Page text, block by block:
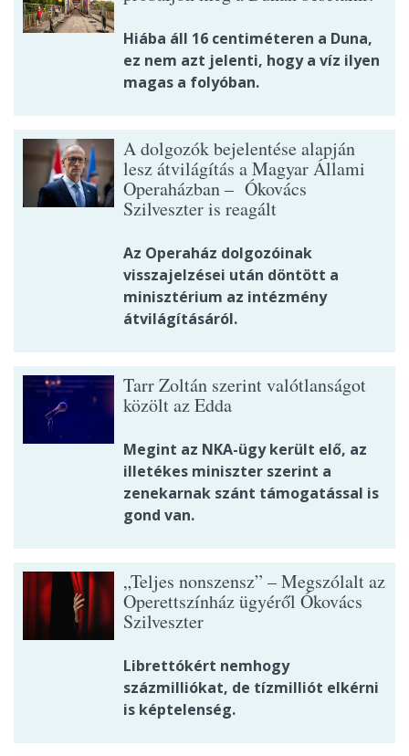
Hiába áll 16 centiméteren a Duna,
ez nem azt jelenti, hogy a víz ilyen
magas a folyóban.
A dolgozók bejelentése alapján
lesz átvilágítás a Magyar Állami
Operaházban – Ókovács
Szilveszter is reagált
Az Operaház dolgozóinak
visszajelzései után döntött a
minisztérium az intézmény
átvilágításáról.
Tarr Zoltán szerint valótlanságot
közölt az Edda
Megint az NKA-ügy került elő, az
illetékes miniszter szerint a
zenekarnak szánt támogatással is
gond van.
„Teljes nonszensz” – Megszólalt az
Operettszínház ügyéről Ókovács
Szilveszter
Librettókért nemhogy
százmilliókat, de tízmilliót elkérni
is képtelenség.